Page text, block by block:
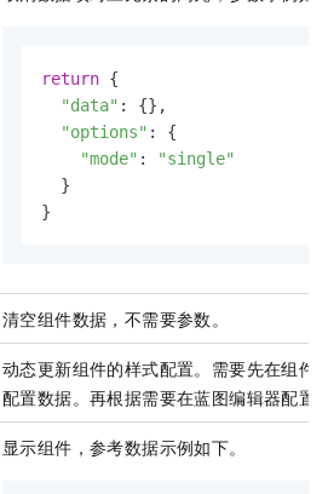
return {
"data" : {},
"options" : {
"mode" :
"single"
  }
}
清空组件数据，不需要参数。
动态更新组件的样式配置。需要先在组件
配置数据。再根据需要在蓝图编辑器配置
显示组件，参考数据示例如下。